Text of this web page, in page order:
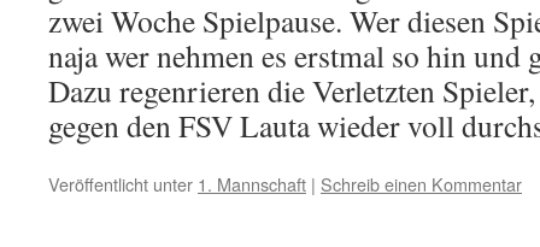
zwei Woche Spielpause. Wer diesen
naja wer nehmen es erstmal so hin und
Dazu regenrieren die Verletzten
gegen den FSV Lauta wieder voll
Veröffentlicht unter 1. Mannschaft | Schreib einen Kommentar